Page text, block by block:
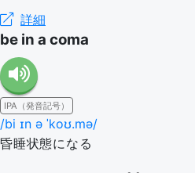
詳細
be in a coma
IPA（発音記号）
/bi ɪn ə ˈkoʊ.mə/
昏睡状態になる